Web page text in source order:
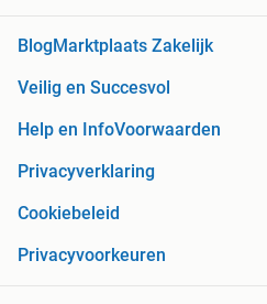
BlogMarktplaats Zakelijk
Veilig en Succesvol
Help en InfoVoorwaarden
Privacyverklaring
Cookiebeleid
Privacyvoorkeuren